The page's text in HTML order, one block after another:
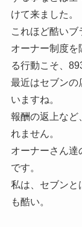
けて来ました。
これほど酷いブ
オーナー制度を
る行動こそ、
最近はセブンの
いますね。
報酬の返上など
れません。
オーナーさん達
です。
私は、セブンと
も酷い。